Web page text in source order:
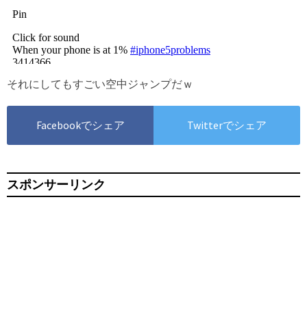
それにしてもすごい空中ジャンプだｗ
Facebookでシェア Twitterでシェア
スポンサーリンク